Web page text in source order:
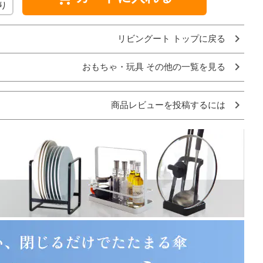
リビングート トップに戻る
おもちゃ・玩具 その他の一覧を見る
商品レビューを投稿するには